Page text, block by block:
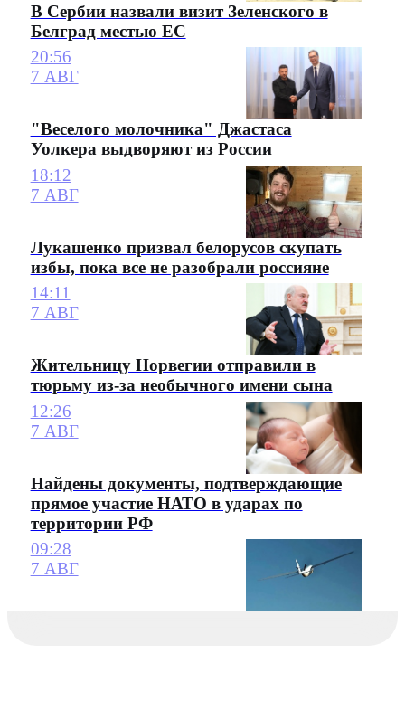
В Сербии назвали визит Зеленского в
Белград местью ЕС
20:56
7 АВГ
"Веселого молочника" Джастаса
Уолкера выдворяют из России
18:12
7 АВГ
Лукашенко призвал белорусов скупать
избы, пока все не разобрали россияне
14:11
7 АВГ
Жительницу Норвегии отправили в
тюрьму из-за необычного имени сына
12:26
7 АВГ
Найдены документы, подтверждающие
прямое участие НАТО в ударах по
территории РФ
09:28
7 АВГ